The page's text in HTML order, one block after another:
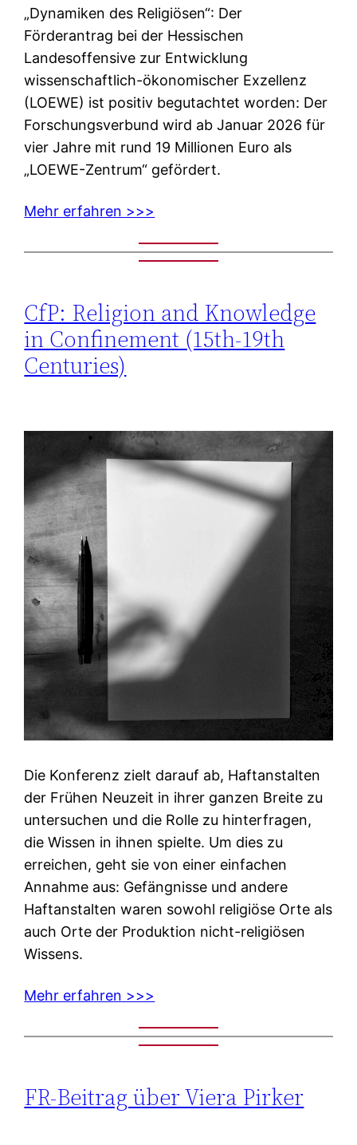
„Dynamiken des Religiösen“: Der
Förderantrag bei der Hessischen
Landesoffensive zur Entwicklung
wissenschaftlich-ökonomischer Exzellenz
(LOEWE) ist positiv begutachtet worden: Der
Forschungsverbund wird ab Januar 2026 für
vier Jahre mit rund 19 Millionen Euro als
„LOEWE-Zentrum“ gefördert.
Mehr erfahren >>>
CfP: Religion and Knowledge
in Confinement (15th-19th
Centuries)
Die Konferenz zielt darauf ab, Haftanstalten
der Frühen Neuzeit in ihrer ganzen Breite zu
untersuchen und die Rolle zu hinterfragen,
die Wissen in ihnen spielte. Um dies zu
erreichen, geht sie von einer einfachen
Annahme aus: Gefängnisse und andere
Haftanstalten waren sowohl religiöse Orte als
auch Orte der Produktion nicht-religiösen
Wissens.
Mehr erfahren >>>
FR-Beitrag über Viera Pirker